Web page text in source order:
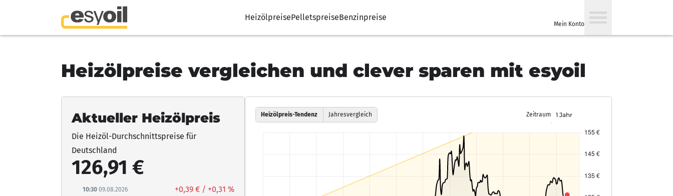
HeizölpreisePelletspreiseBenzinpreise
Mein Konto
Heizölpreise vergleichen und clever sparen mit esyoil
Aktueller Heizölpreis
Die Heizöl-Durchschnittspreise für
Deutschland
126,91 €
10:30 09.08.2026 +0,39 € / +0,31 %
Heizölpreis-Tendenz Jahresvergleich Zeitraum